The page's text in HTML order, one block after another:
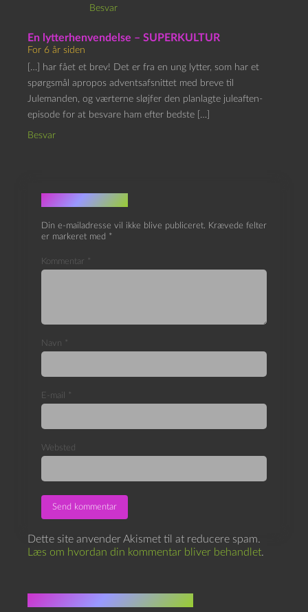
Besvar
En lytterhenvendelse – SUPERKULTUR
For 6 år siden
[…] har fået et brev! Det er fra en ung lytter, som har et
spørgsmål apropos adventsafsnittet med breve til
Julemanden, og værterne sløjfer den planlagte juleaften-
episode for at besvare ham efter bedste […]
Besvar
Skriv et svar
Din e-mailadresse vil ikke blive publiceret. Krævede felter
er markeret med *
Kommentar *
Navn *
E-mail *
Websted
Dette site anvender Akismet til at reducere spam.
Læs om hvordan din kommentar bliver behandlet.